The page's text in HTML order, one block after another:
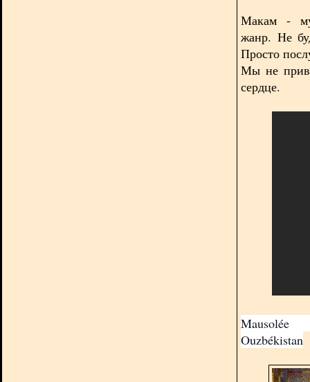
Макам -
жанр. Не
Просто
Мы не
сердце.
Mausolée
Ouzbékistan